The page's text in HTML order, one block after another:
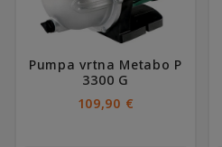
Pumpa vrtna Metabo P
3300 G
109,90 €